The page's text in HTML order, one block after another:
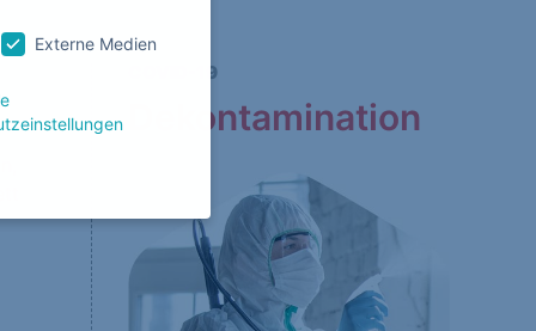
COVID-19
Dekontamination
Externe Medien
ganzen Kategorien